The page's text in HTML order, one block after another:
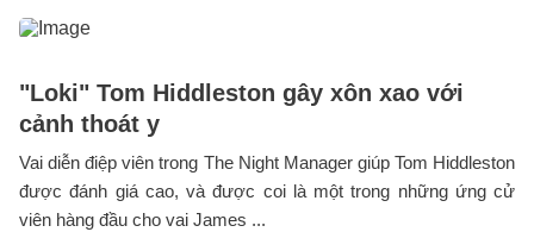
"Loki" Tom Hiddleston gây xôn xao với
cảnh thoát y
Vai diễn điệp viên trong The Night Manager giúp Tom Hiddleston
được đánh giá cao, và được coi là một trong những ứng cử
viên hàng đầu cho vai James ...